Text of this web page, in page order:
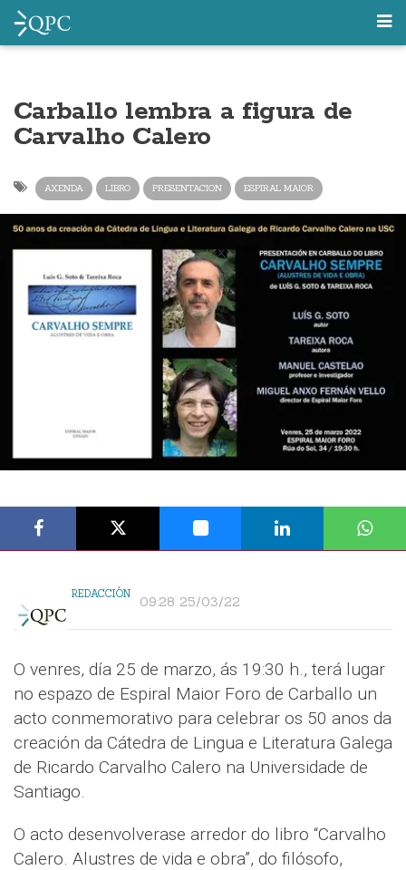
Carballo lembra a figura de
Carvalho Calero
AXENDA LIBRO PRESENTACION ESPIRAL MAIOR
REDACCIÓN 09:28 25/03/22
O venres, día 25 de marzo, ás 19:30 h., terá lugar
no espazo de Espiral Maior Foro de Carballo un
acto conmemorativo para celebrar os 50 anos da
creación da Cátedra de Lingua e Literatura Galega
de Ricardo Carvalho Calero na Universidade de
Santiago.
O acto desenvolverase arredor do libro “Carvalho
Calero. Alustres de vida e obra”, do filósofo,